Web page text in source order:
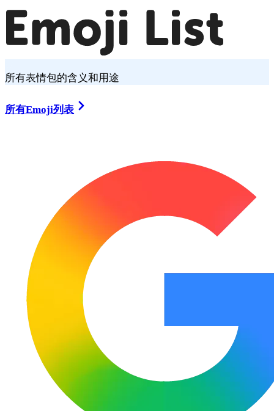
所有表情包的含义和用途
所有Emoji列表